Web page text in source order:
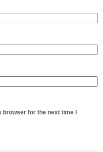
for the next time I